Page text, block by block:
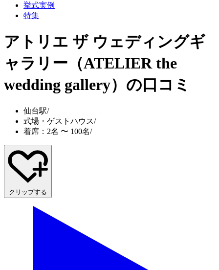
挙式実例
特集
アトリエ ザ ウェディングギ
ャラリー（ATELIER the
wedding gallery） の口コミ
仙台駅/
式場・ゲストハウス/
着席：2名 〜 100名/
クリップする